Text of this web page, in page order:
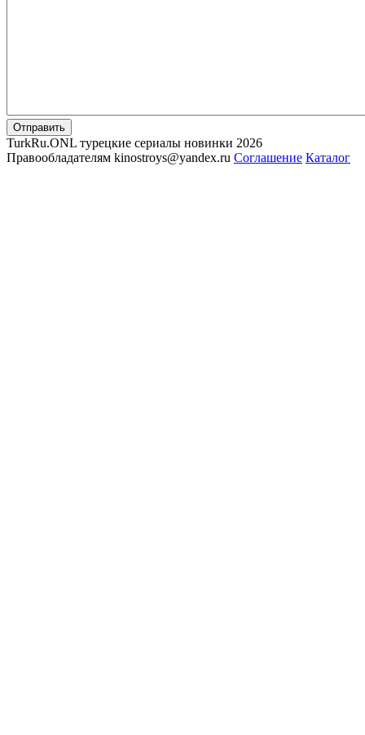
Отправить
TurkRu.ONL турецкие сериалы новинки 2026
Правообладателям kinostroys@yandex.ru Соглашение Каталог